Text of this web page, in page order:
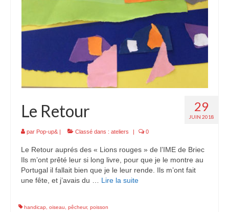
29
JUIN 2018
Le Retour
par Pop-up& | Classé dans : ateliers | 0
Le Retour auprés des « Lions rouges » de l’IME de Briec
Ils m’ont prêté leur si long livre, pour que je le montre au
Portugal il fallait bien que je le leur rende. Ils m’ont fait
une fête, et j’avais du … Lire la suite­­
handicap oiseau pêcheur, poisson